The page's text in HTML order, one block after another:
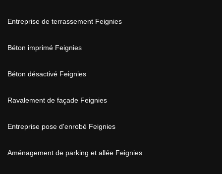
Entreprise de terrassement Feignies
Béton imprimé Feignies
Béton désactivé Feignies
Ravalement de façade Feignies
Entreprise pose d'enrobé Feignies
Aménagement de parking et allée Feignies